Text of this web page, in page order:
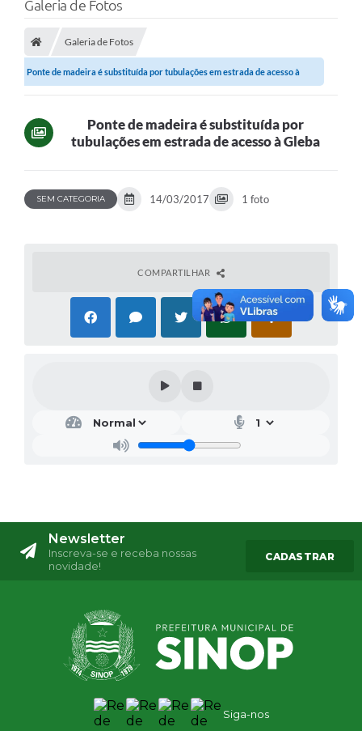
Galeria de Fotos
Galeria de Fotos
Ponte de madeira é substituída por tubulações em estrada de acesso à
Ponte de madeira é substituída por
tubulações em estrada de acesso à Gleba
SEM CATEGORIA 14/03/2017 1 foto
COMPARTILHAR
Newsletter
Inscreva-se e receba nossas
novidade!
CADASTRAR
Siga-nos